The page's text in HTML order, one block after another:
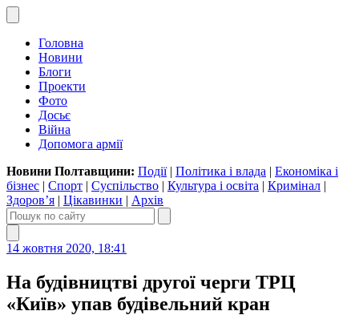
Головна
Новини
Блоги
Проекти
Фото
Досьє
Війна
Допомога армії
Новини Полтавщини: Події| Політика і влада | Економіка і
бізнес | Спорт | Суспільство | Культура і освіта | Кримінал |
Здоров’я | Цікавинки | Архів
14 жовтня 2020, 18:41
На будівництві другої черги ТРЦ
«Київ» упав будівельний кран